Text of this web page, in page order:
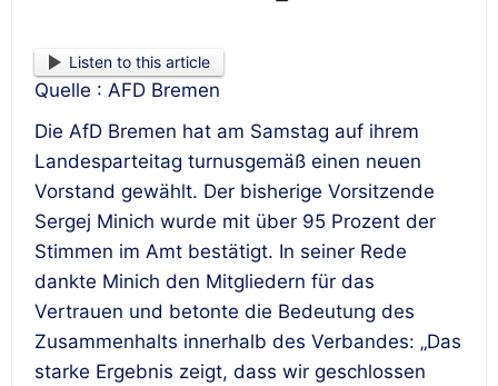
Listen to this article
Quelle : AFD Bremen
Die AfD Bremen hat am Samstag auf ihrem
Landesparteitag turnusgemäß einen neuen
Vorstand gewählt. Der bisherige Vorsitzende
Sergej Minich wurde mit über 95 Prozent der
Stimmen im Amt bestätigt. In seiner Rede
dankte Minich den Mitgliedern für das
Vertrauen und betonte die Bedeutung des
Zusammenhalts innerhalb des Verbandes: „Das
starke Ergebnis zeigt, dass wir geschlossen